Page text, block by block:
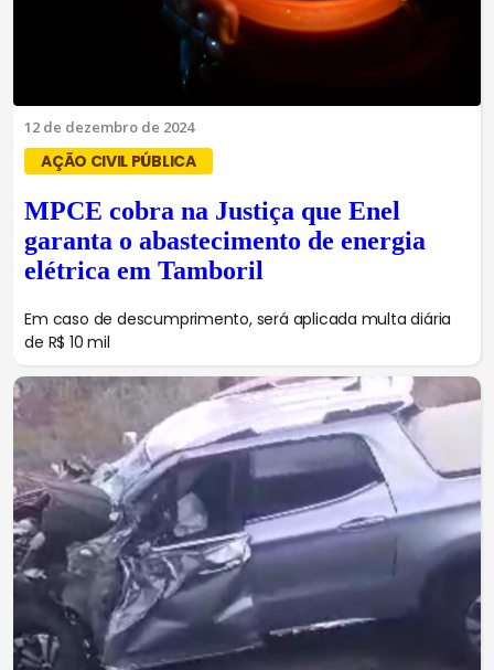
12 de dezembro de 2024
AÇÃO CIVIL PÚBLICA
MPCE cobra na Justiça que Enel
garanta o abastecimento de energia
elétrica em Tamboril
Em caso de descumprimento, será aplicada multa diária
de R$ 10 mil